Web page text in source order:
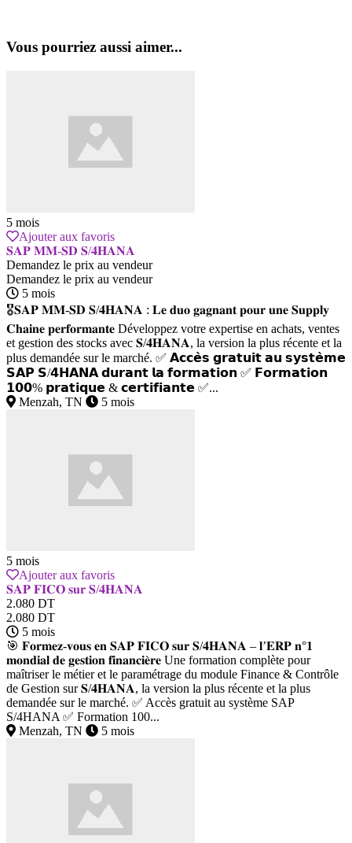
Vous pourriez aussi aimer...
5 mois
Ajouter aux favoris
𝐒𝐀𝐏 𝐌𝐌-𝐒𝐃 𝐒/𝟒𝐇𝐀𝐍𝐀
Demandez le prix au vendeur
Demandez le prix au vendeur
5 mois
🎖𝐒𝐀𝐏 𝐌𝐌-𝐒𝐃 𝐒/𝟒𝐇𝐀𝐍𝐀 : 𝐋𝐞 𝐝𝐮𝐨 𝐠𝐚𝐠𝐧𝐚𝐧𝐭 𝐩𝐨𝐮𝐫 𝐮𝐧𝐞 𝐒𝐮𝐩𝐩𝐥𝐲
𝐂𝐡𝐚𝐢𝐧𝐞 𝐩𝐞𝐫𝐟𝐨𝐫𝐦𝐚𝐧𝐭𝐞 Développez votre expertise en achats, ventes
et gestion des stocks avec 𝐒/𝟒𝐇𝐀𝐍𝐀, la version la plus récente et la
plus demandée sur le marché. ✅ 𝗔𝗰𝗰𝗲̀𝘀 𝗴𝗿𝗮𝘁𝘂𝗶𝘁 𝗮𝘂 𝘀𝘆𝘀𝘁𝗲̀𝗺𝗲
𝗦𝗔𝗣 𝗦/𝟰𝗛𝗔𝗡𝗔 𝗱𝘂𝗿𝗮𝗻𝘁 𝗹𝗮 𝗳𝗼𝗿𝗺𝗮𝘁𝗶𝗼𝗻 ✅ 𝗙𝗼𝗿𝗺𝗮𝘁𝗶𝗼𝗻
𝟭𝟬𝟬% 𝗽𝗿𝗮𝘁𝗶𝗾𝘂𝗲 & 𝗰𝗲𝗿𝘁𝗶𝗳𝗶𝗮𝗻𝘁𝗲 ✅...
Menzah, TN
5 mois
5 mois
Ajouter aux favoris
𝐒𝐀𝐏 𝐅𝐈𝐂𝐎 𝐬𝐮𝐫 𝐒/𝟒𝐇𝐀𝐍𝐀
2.080 DT
2.080 DT
5 mois
🎯 𝐅𝐨𝐫𝐦𝐞𝐳-𝐯𝐨𝐮𝐬 𝐞𝐧 𝐒𝐀𝐏 𝐅𝐈𝐂𝐎 𝐬𝐮𝐫 𝐒/𝟒𝐇𝐀𝐍𝐀 – 𝐥’𝐄𝐑𝐏 𝐧°𝟏
𝐦𝐨𝐧𝐝𝐢𝐚𝐥 𝐝𝐞 𝐠𝐞𝐬𝐭𝐢𝐨𝐧 𝐟𝐢𝐧𝐚𝐧𝐜𝐢𝐞̀𝐫𝐞 Une formation complète pour
maîtriser le métier et le paramétrage du module Finance & Contrôle
de Gestion sur 𝐒/𝟒𝐇𝐀𝐍𝐀, la version la plus récente et la plus
demandée sur le marché. ✅ Accès gratuit au système SAP
S/4HANA ✅ Formation 100...
Menzah, TN
5 mois